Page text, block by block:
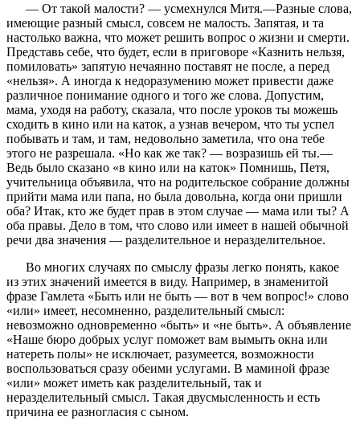
— От такой малости? — усмехнулся Митя.—Разные слова,
имеющие разный смысл, совсем не малость. Запятая, и та
настолько важна, что может решить вопрос о жизни и смерти.
Представь себе, что будет, если в приговоре «Казнить нельзя,
помиловать» запятую нечаянно поставят не после, а перед
«нельзя». А иногда к недоразумению может привести даже
различное понимание одного и того же слова. Допустим,
мама, уходя на работу, сказала, что после уроков ты можешь
сходить в кино или на каток, а узнав вечером, что ты успел
побывать и там, и там, недовольно заметила, что она тебе
этого не разрешала. «Но как же так? — возразишь ей ты.—
Ведь было сказано «в кино или на каток» Помнишь, Петя,
учительница объявила, что на родительское собрание должны
прийти мама или папа, но была довольна, когда они пришли
оба? Итак, кто же будет прав в этом случае — мама или ты? А
оба правы. Дело в том, что слово или имеет в нашей обычной
речи два значения — разделительное и неразделительное.
Во многих случаях по смыслу фразы легко понять, какое
из этих значений имеется в виду. Например, в знаменитой
фразе Гамлета «Быть или не быть — вот в чем вопрос!» слово
«или» имеет, несомненно, разделительный смысл:
невозможно одновременно «быть» и «не быть». А объявление
«Наше бюро добрых услуг поможет вам вымыть окна или
натереть полы» не исключает, разумеется, возможности
воспользоваться сразу обеими услугами. В маминой фразе
«или» может иметь как разделительный, так и
неразделительный смысл. Такая двусмысленность и есть
причина ее разногласия с сыном.